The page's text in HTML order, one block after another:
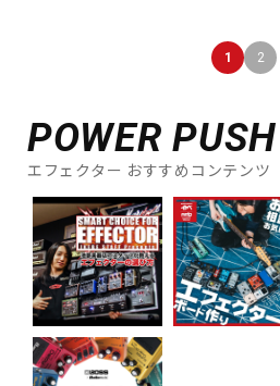
1 2
POWER PUSH
エフェクター おすすめコンテンツ